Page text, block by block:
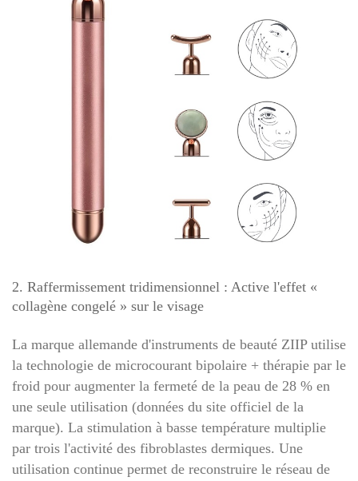
2. Raffermissement tridimensionnel : Active l'effet «
collagène congelé » sur le visage
La marque allemande d'instruments de beauté ZIIP utilise
la technologie de microcourant bipolaire + thérapie par le
froid pour augmenter la fermeté de la peau de 28 % en
une seule utilisation (données du site officiel de la
marque). La stimulation à basse température multiplie
par trois l'activité des fibroblastes dermiques. Une
utilisation continue permet de reconstruire le réseau de